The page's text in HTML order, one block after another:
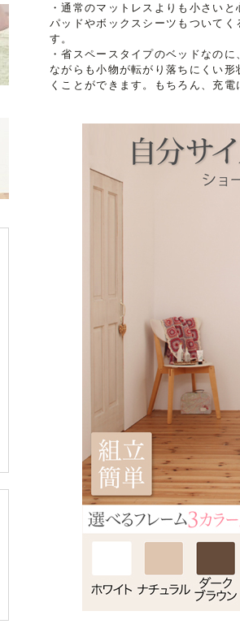
・通常のマットレスよりも小さい
パッドやボックスシーツもついて
す。
・省スペースタイプのベッドなの
ながらも小物が転がり落ちにくい
くことができます。もちろん、充電